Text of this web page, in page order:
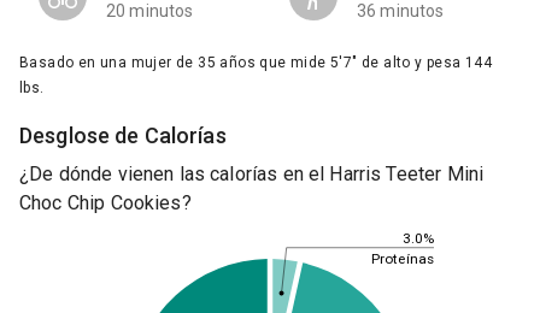
20 minutos 36 minutos
Basado en una mujer de 35 años que mide 5'7" de alto y pesa 144
lbs.
Desglose de Calorías
¿De dónde vienen las calorías en el Harris Teeter Mini
Choc Chip Cookies?
3.0%
Proteínas